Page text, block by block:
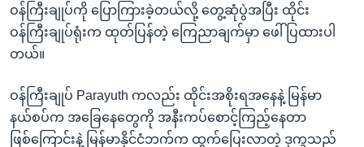
ဝန်ကြီးချုပ်ကို ပြောကြားခဲ့တယ်လို့ တွေ့ဆုံပွဲအပြီး ထိုင်း
ဝန်ကြီးချုပ်ရုံးက ထုတ်ပြန်တဲ့ ကြေညာချက်မှာ ဖေါ်ပြထားပါ
တယ်။
ဝန်ကြီးချုပ် Parayuth ကလည်း ထိုင်းအစိုးရအနေနဲ့ မြန်မာ
နယ်စပ်က အခြေနေတွေကို အနီးကပ်စောင့်ကြည့်နေတာ
ဖြစ်ကြောင်းနဲ့ မြန်မာနိုင်ငံဘက်က ထွက်ပြေးလာတဲ့ ဒုက္ခသည်